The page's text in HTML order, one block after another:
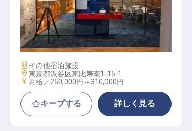
労務事務
施設業態
その他宿泊施設
勤務地
東京都渋谷区恵比寿南1-15-1
給与
月給／250,000円～ 310,000円
キープする 詳しく見る